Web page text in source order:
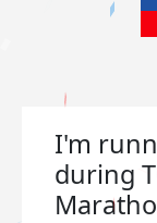
I'm
during